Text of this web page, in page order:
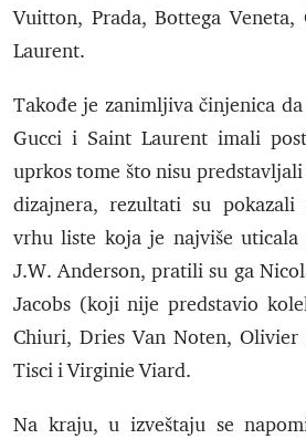
Vuitton, Prada, Bottega
Laurent.
Takođe je zanimljiva činjenica
Gucci i Saint Laurent imali
uprkos tome što nisu
dizajnera, rezultati su pokazali
vrhu liste koja je najviše
J.W. Anderson, pratili su ga
Jacobs (koji nije predstavio
Chiuri, Dries Van Noten, Olivier
Tisci i Virginie Viard.
Na kraju, u izveštaju se